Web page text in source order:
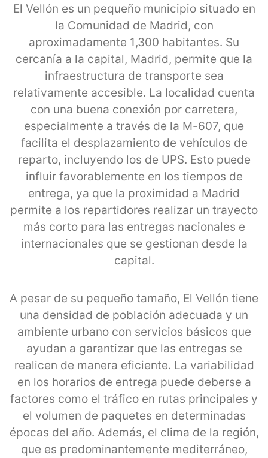
El Vellón es un pequeño municipio situado en
la Comunidad de Madrid, con
aproximadamente 1,300 habitantes. Su
cercanía a la capital, Madrid, permite que la
infraestructura de transporte sea
relativamente accesible. La localidad cuenta
con una buena conexión por carretera,
especialmente a través de la M-607, que
facilita el desplazamiento de vehículos de
reparto, incluyendo los de UPS. Esto puede
influir favorablemente en los tiempos de
entrega, ya que la proximidad a Madrid
permite a los repartidores realizar un trayecto
más corto para las entregas nacionales e
internacionales que se gestionan desde la
capital.
A pesar de su pequeño tamaño, El Vellón tiene
una densidad de población adecuada y un
ambiente urbano con servicios básicos que
ayudan a garantizar que las entregas se
realicen de manera eficiente. La variabilidad
en los horarios de entrega puede deberse a
factores como el tráfico en rutas principales y
el volumen de paquetes en determinadas
épocas del año. Además, el clima de la región,
que es predominantemente mediterráneo,